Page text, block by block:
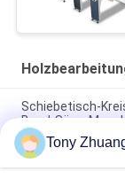
Schiebetisch-
Band-Säge-
Band-Säge-
Säge-Maschine
Tony